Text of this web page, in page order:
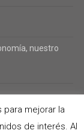
nuestro
mejorar la
de interés. Al